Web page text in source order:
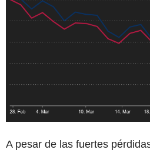
A pesar de las fuertes